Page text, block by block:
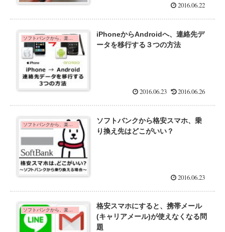
2016.06.22
iPhoneからAndroidへ、連絡先デ
ータを移行する３つの方法
2016.06.23 2016.06.26
ソフトバンクから格安スマホ、乗
り換え先はどこがいい？
2016.06.23
ソフトバンクから、楽天モバイルに乗り換えた口コミ・手順
格安スマホにすると、携帯メール
(キャリアメール)が使えなくなる問
題